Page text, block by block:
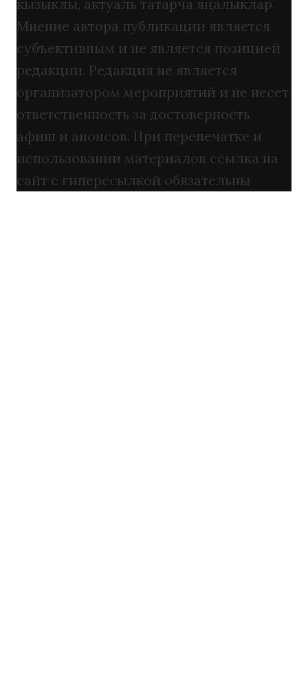
кызыклы, актуаль татарча яңалыклар.
Мнение автора публикации является
субъективным и не является позицией
редакции. Редакция не является
организатором мероприятий и не несет
ответственность за достоверность
афиш и анонсов. При перепечатке и
использовании материалов ссылка на
сайт с гиперссылкой обязательны